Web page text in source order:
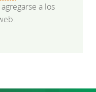
a los